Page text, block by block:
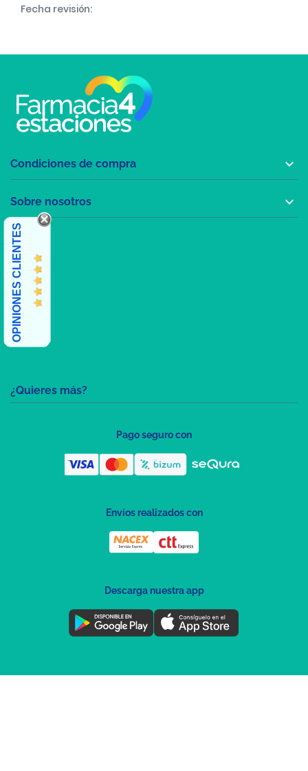
Fecha revisión:
¿Quieres más?
Condiciones de compra 
Sobre nosotros 
OPINIONES CLIENTES
Pago seguro con
Envíos realizados con
Descarga nuestra app